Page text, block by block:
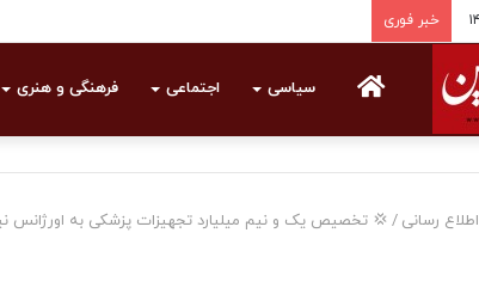
خبر فوری
سیاسی اجتماعی فرهنگی و هنری
اطلاع رسانی / 💢 تخصیص یک و نیم میلیارد تجهیزات پزشکی به اورژانس